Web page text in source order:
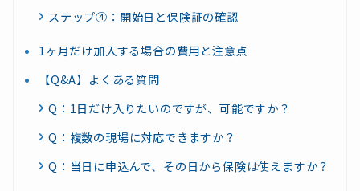
ステップ④：開始日と保険証の確認
1ヶ月だけ加入する場合の費用と注意点
【Q&A】よくある質問
Q：1日だけ入りたいのですが、可能ですか？
Q：複数の現場に対応できますか？
Q：当日に申込んで、その日から保険は使えますか？